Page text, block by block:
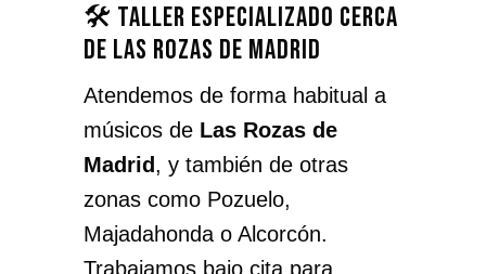
🛠️ Taller especializado cerca
de Las Rozas de Madrid
Atendemos de forma habitual a
músicos de Las Rozas de
Madrid, y también de otras
zonas como Pozuelo,
Majadahonda o Alcorcón.
Trabajamos bajo cita para